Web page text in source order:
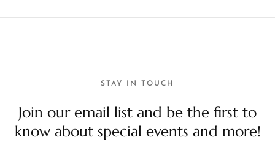
STAY IN TOUCH
Join our email list and be the first to
know about special events and more!